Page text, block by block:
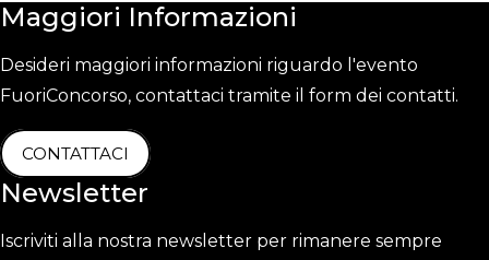
Maggiori Informazioni
Desideri maggiori informazioni riguardo l'evento
FuoriConcorso, contattaci tramite il form dei contatti.
CONTATTACI
Newsletter
Iscriviti alla nostra newsletter per rimanere sempre